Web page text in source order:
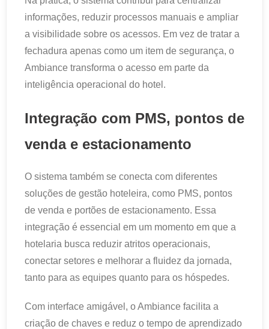
informações, reduzir processos manuais e ampliar
a visibilidade sobre os acessos. Em vez de tratar a
fechadura apenas como um item de segurança, o
Ambiance transforma o acesso em parte da
inteligência operacional do hotel.
Integração com PMS, pontos de
venda e estacionamento
O sistema também se conecta com diferentes
soluções de gestão hoteleira, como PMS, pontos
de venda e portões de estacionamento. Essa
integração é essencial em um momento em que a
hotelaria busca reduzir atritos operacionais,
conectar setores e melhorar a fluidez da jornada,
tanto para as equipes quanto para os hóspedes.
Com interface amigável, o Ambiance facilita a
criação de chaves e reduz o tempo de aprendizado